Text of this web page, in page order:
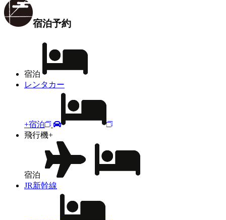
宿泊予約
宿泊
レンタカー
+宿泊
飛行機+
宿泊
JR新幹線